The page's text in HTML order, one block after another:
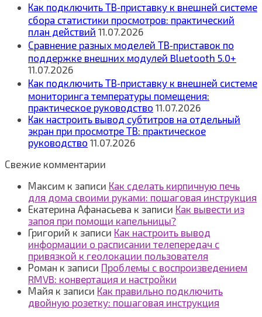
Как подключить ТВ‑приставку к внешней системе
сбора статистики просмотров: практический
план действий 11.07.2026
Сравнение разных моделей ТВ‑приставок по
поддержке внешних модулей Bluetooth 5.0+
11.07.2026
Как подключить ТВ‑приставку к внешней системе
мониторинга температуры помещения:
практическое руководство 11.07.2026
Как настроить вывод субтитров на отдельный
экран при просмотре ТВ: практическое
руководство 11.07.2026
Свежие комментарии
Максим к записи Как сделать кирпичную печь
для дома своими руками: пошаговая инструкция
Екатерина Афанасьева к записи Как вывести из
запоя при помощи капельницы?
Григорий к записи Как настроить вывод
информации о расписании телепередач с
привязкой к геолокации пользователя
Роман к записи Проблемы с воспроизведением
RMVB: конвертация и настройки
Майя к записи Как правильно подключить
двойную розетку: пошаговая инструкция